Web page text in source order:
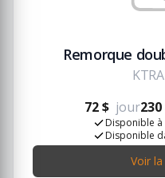
Remorque
72 $ jour230
Disponible à
Disponible
Voir